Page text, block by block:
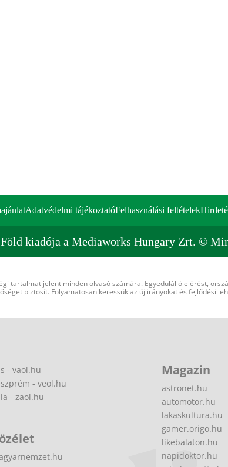
Adatvédelmi tájékoztatóFelhasználási feltételek
Föld kiadója a Mediaworks Hungary Zrt. ©
tartalmat jelent minden olvasó számára. Egyedülálló elérést,
biztosít. Folyamatosan keressük az új irányokat és fejlődési
- vaol.hu
- veol.hu
- zaol.hu
Magazin
astronet.hu
automotor.hu
lakaskultura.hu
gamer.origo.hu
likebalaton.hu
napidoktor.hu